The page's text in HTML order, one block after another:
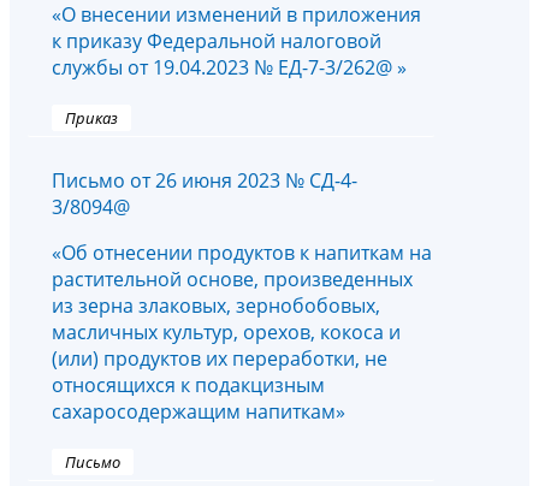
«О внесении изменений в приложения
к приказу Федеральной налоговой
службы от 19.04.2023 № ЕД-7-3/262@ »
Приказ
Письмо от 26 июня 2023 № СД-4-
3/8094@
«Об отнесении продуктов к напиткам на
растительной основе, произведенных
из зерна злаковых, зернобобовых,
масличных культур, орехов, кокоса и
(или) продуктов их переработки, не
относящихся к подакцизным
сахаросодержащим напиткам»
Письмо